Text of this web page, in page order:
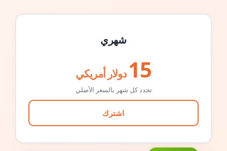
شهري
15 دولار أمريكي
تجدد كل شهر بالسعر الأصلي
اشترك